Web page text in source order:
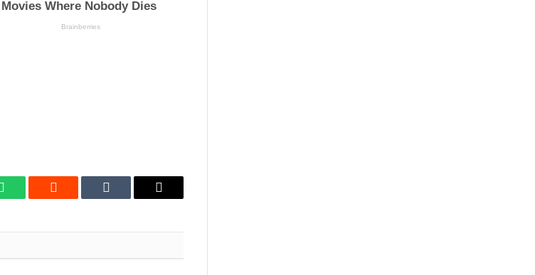
WhatsAppReddit Tumblr Email